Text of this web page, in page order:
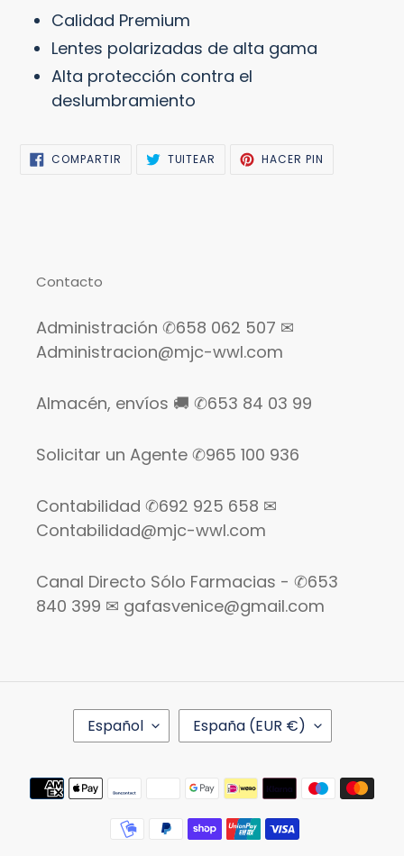
tu
carrito
Calidad Premium
Lentes polarizadas de alta gama
Alta protección contra el
deslumbramiento
COMPARTIR COMPARTIRTUITEAR TUITEARHACER PIN
Contacto
Administración ✆658 062 507 ✉
Administracion@mjc-wwl.com
Almacén, envíos 🚚 ✆653 84 03 99
Solicitar un Agente ✆965 100 936
Contabilidad ✆692 925 658 ✉
Contabilidad@mjc-wwl.com
Canal Directo Sólo Farmacias - ✆653
840 399 ✉ gafasvenice@gmail.com
I
D
O
M
Español
P
A España (EUR €)
Métodos
pago